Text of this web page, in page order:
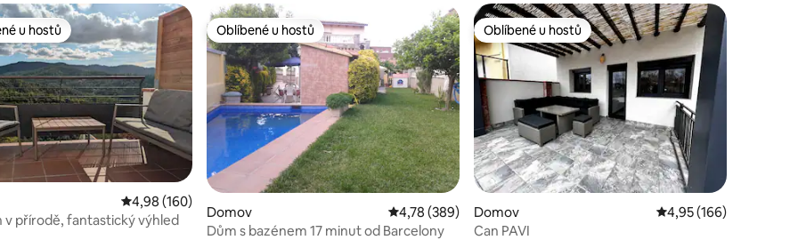
z 5, 204 hodnocení
kategorii Oblíbené u hostů
u hostů
Průměrné hodnocení 4,98 z 5, 160 hodnocení
4,98 (160)
v přírodě, fantastický výhled
Oblíbené u hostů
Oblíbené u hostů
Domov Průměrné hodnocení 4,78 z 5, 389 hodnocení
4,78 (389)
Dům s bazénem 17 minut od Barcelony
Oblíbené u hostů
Oblíbené u hostů
Domov Průměrné hodnocení
4,95 (166)
Can PAVI